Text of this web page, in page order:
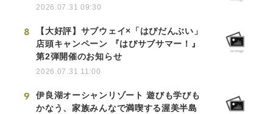
2026.07.31 09:30
8
【大好評】サブウェイ×「はぴだんぶい」
店頭キャンペーン 『はぴサブサマー！』
第2弾開催のお知らせ
2026.07.31 11:00
9
伊良湖オーシャンリゾート 遊びも学びも
かなう、家族みんなで満喫する渥美半島